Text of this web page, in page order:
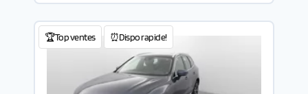
🏆Top ventes ⏰Dispo rapide!